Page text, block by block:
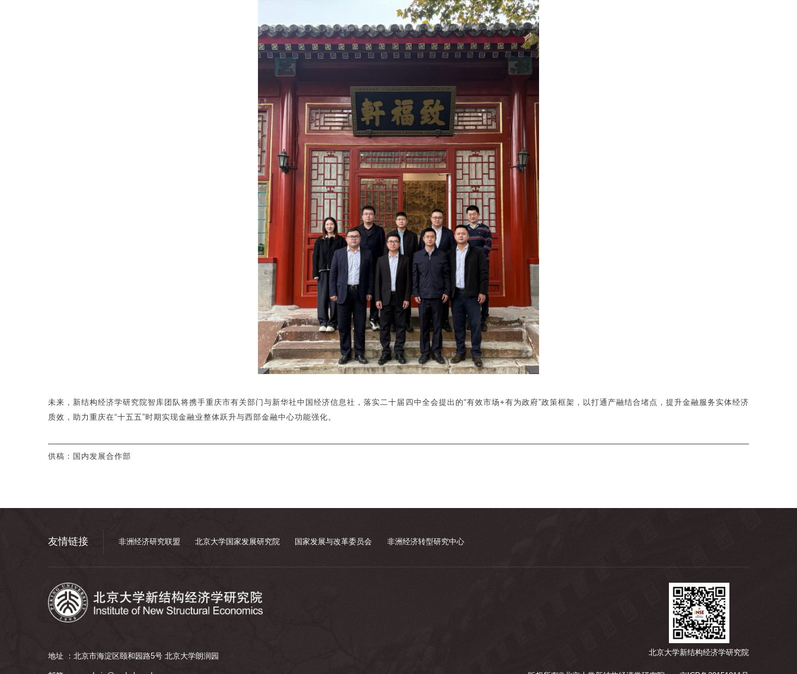
未来，新结构经济学研究院智库团队将携手重庆市有关部门与新华社中国经济信息社，落实二十届四中全会提出的“有效市场+有为政府”政策框架，以打通产融结合堵点，提升金融服务实体经济
质效，助力重庆在“十五五”时期实现金融业整体跃升与西部金融中心功能强化。
供稿：国内发展合作部
友情链接 非洲经济研究联盟 北京大学国家发展研究院 国家发展与改革委员会 非洲经济转型研究中心
北京大学新结构经济学研究院
地址 ：北京市海淀区颐和园路5号 北京大学朗润园